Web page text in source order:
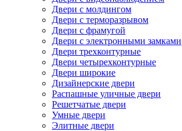
Двери с молдингом
Двери с терморазрывом
Двери с фрамугой
Двери с электронными замками
Двери трехконтурные
Двери четырехконтурные
Двери широкие
Дизайнерские двери
Распашные уличные двери
Решетчатые двери
Умные двери
Элитные двери